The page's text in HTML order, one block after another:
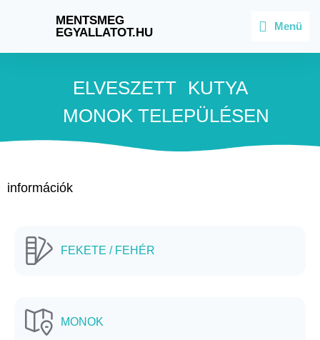
MENTSMEG
EGYALLATOT.HU
Menü
ELVESZETT
KUTYA
MONOKTELEPÜLÉSEN
információk
FEKETE / FEHÉR
MONOK